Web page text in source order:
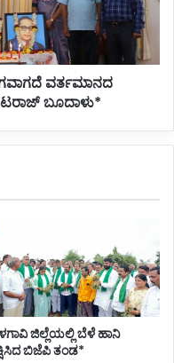
ವರ್ತಮಾನದ
ಬೂದಾಳು*
ಜಿಲ್ಲೆಯಲ್ಲಿ ಬೆಳೆ ಹಾನಿ
ಬಿಜೆಪಿ ತಂಡ*